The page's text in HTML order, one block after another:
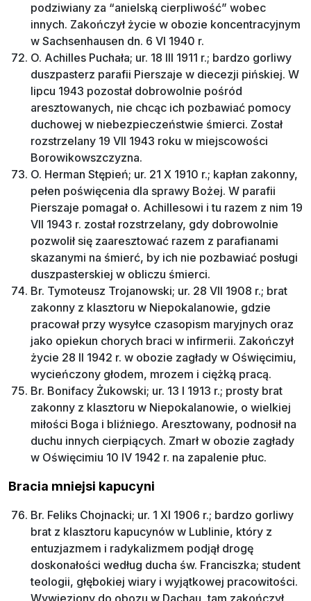
podziwiany za “anielską cierpliwość” wobec
innych. Zakończył życie w obozie koncentracyjnym
w Sachsenhausen dn. 6 VI 1940 r.
O. Achilles Puchała; ur. 18 III 1911 r.; bardzo gorliwy
duszpasterz parafii Pierszaje w diecezji pińskiej. W
lipcu 1943 pozostał dobrowolnie pośród
aresztowanych, nie chcąc ich pozbawiać pomocy
duchowej w niebezpieczeństwie śmierci. Został
rozstrzelany 19 VII 1943 roku w miejscowości
Borowikowszczyzna.
O. Herman Stępień; ur. 21 X 1910 r.; kapłan zakonny,
pełen poświęcenia dla sprawy Bożej. W parafii
Pierszaje pomagał o. Achillesowi i tu razem z nim 19
VII 1943 r. został rozstrzelany, gdy dobrowolnie
pozwolił się zaaresztować razem z parafianami
skazanymi na śmierć, by ich nie pozbawiać posługi
duszpasterskiej w obliczu śmierci.
Br. Tymoteusz Trojanowski; ur. 28 VII 1908 r.; brat
zakonny z klasztoru w Niepokalanowie, gdzie
pracował przy wysyłce czasopism maryjnych oraz
jako opiekun chorych braci w infirmerii. Zakończył
życie 28 II 1942 r. w obozie zagłady w Oświęcimiu,
wycieńczony głodem, mrozem i ciężką pracą.
Br. Bonifacy Żukowski; ur. 13 I 1913 r.; prosty brat
zakonny z klasztoru w Niepokalanowie, o wielkiej
miłości Boga i bliźniego. Aresztowany, podnosił na
duchu innych cierpiących. Zmarł w obozie zagłady
w Oświęcimiu 10 IV 1942 r. na zapalenie płuc.
Bracia mniejsi kapucyni
Br. Feliks Chojnacki; ur. 1 XI 1906 r.; bardzo gorliwy
brat z klasztoru kapucynów w Lublinie, który z
entuzjazmem i radykalizmem podjął drogę
doskonałości według ducha św. Franciszka; student
teologii, głębokiej wiary i wyjątkowej pracowitości.